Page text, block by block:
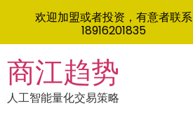
to
content
商江趋势
人工智能量化交易策略
欢迎加盟或者投资，有意者联系
18916201835